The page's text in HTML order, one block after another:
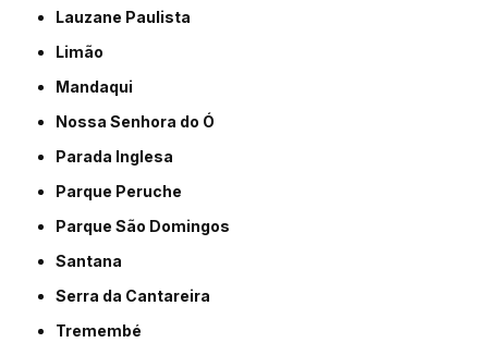
Lauzane Paulista
Limão
Mandaqui
Nossa Senhora do Ó
Parada Inglesa
Parque Peruche
Parque São Domingos
Santana
Serra da Cantareira
Tremembé